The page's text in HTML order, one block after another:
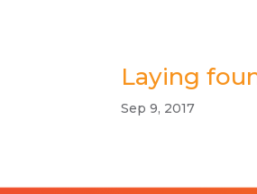
Laying
Sep 9, 2017